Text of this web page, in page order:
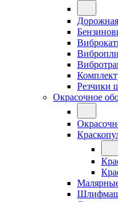
Резчики
Окрасочное